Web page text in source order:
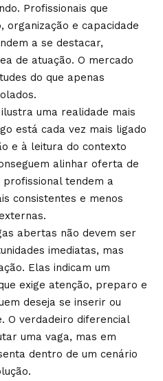
Profissionais que
organização e capacidade
a se destacar,
de atuação. O mercado
do que apenas
uma realidade mais
está cada vez mais ligado
e à leitura do contexto
alinhar oferta de
tendem a
consistentes e menos
abertas não devem ser
imediatas, mas
Elas indicam um
exige atenção, preparo e
deseja se inserir ou
O verdadeiro diferencial
uma vaga, mas em
dentro de um cenário